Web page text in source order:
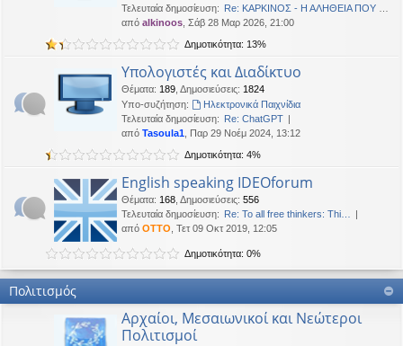
Τελευταία δημοσίευση: Re: ΚΑΡΚΙΝΟΣ - Η ΑΛΗΘΕΙΑ ΠΟΥ …
από alkinoos , Σάβ 28 Μαρ 2026, 21:00
Δημοτικότητα: 13%
Υπολογιστές και Διαδίκτυο
Θέματα: 189 Δημοσιεύσεις: 1824
Υπο-συζήτηση:
Ηλεκτρονικά Παιχνίδια
Τελευταία δημοσίευση: Re: ChatGPT
από Tasoula1 , Παρ 29 Νοέμ 2024, 13:12
Δημοτικότητα: 4%
English speaking IDEOforum
Θέματα: 168 Δημοσιεύσεις: 556
Τελευταία δημοσίευση: Re: To all free thinkers: Thi…
από OTTO , Τετ 09 Οκτ 2019, 12:05
Δημοτικότητα: 0%
Πολιτισμός
Αρχαίοι, Μεσαιωνικοί και Νεώτεροι
Πολιτισμοί